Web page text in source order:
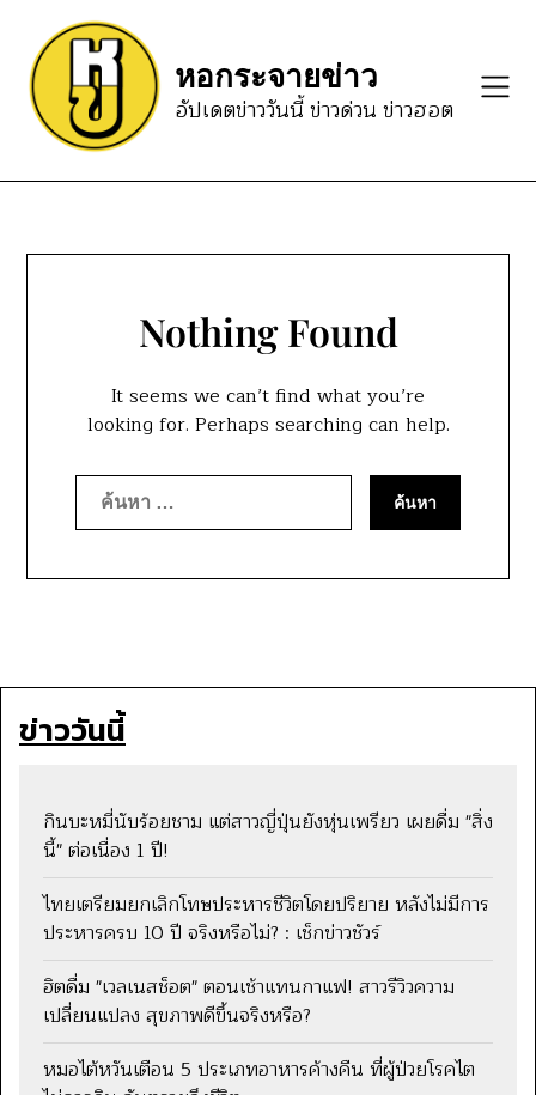
content
หอกระจายข่าว
อัปเดตข่าววันนี้ ข่าวด่วน ข่าวฮอต
Nothing Found
It seems we can’t find what you’re
looking for. Perhaps searching can help.
ค้นหา
สำหรับ:
ข่าววันนี้
กินบะหมี่นับร้อยชาม แต่สาวญี่ปุ่นยังหุ่นเพรียว เผยดื่ม "สิ่ง
นี้" ต่อเนื่อง 1 ปี!
ไทยเตรียมยกเลิกโทษประหารชีวิตโดยปริยาย หลังไม่มีการ
ประหารครบ 10 ปี จริงหรือไม่? : เช็กข่าวชัวร์
ฮิตดื่ม "เวลเนสช็อต" ตอนเช้าแทนกาแฟ! สาวรีวิวความ
เปลี่ยนแปลง สุขภาพดีขึ้นจริงหรือ?
หมอไต้หวันเตือน 5 ประเภทอาหารค้างคืน ที่ผู้ป่วยโรคไต